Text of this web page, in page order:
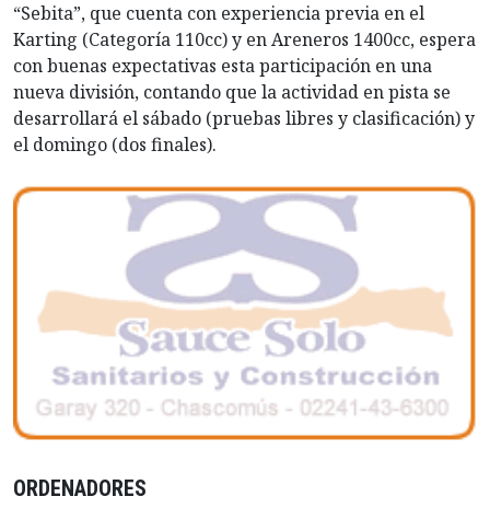
“Sebita”, que cuenta con experiencia previa en el
Karting (Categoría 110cc) y en Areneros 1400cc, espera
con buenas expectativas esta participación en una
nueva división, contando que la actividad en pista se
desarrollará el sábado (pruebas libres y clasificación) y
el domingo (dos finales).
ORDENADORES